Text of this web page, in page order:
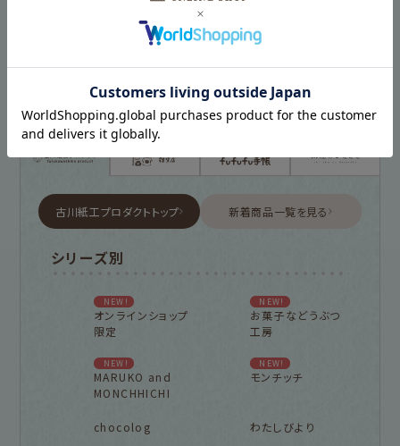
古川紙工プロダクトトップ 新着商品一覧を見る
シリーズ別
NEW!
オンラインショップ
限定
NEW!
お菓子などうぶつ
工房
NEW!
MARUKO and
MONCHHICHI
NEW!
モンチッチ
chocolog わたしびより